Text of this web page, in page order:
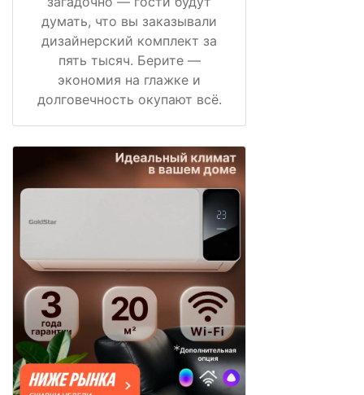
думать, что вы заказывали
дизайнерский комплект за
пять тысяч. Берите —
экономия на глажке и
долговечность окупают всё.